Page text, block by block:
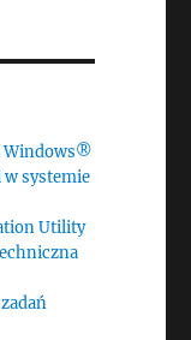
Windows®
systemie
Utility